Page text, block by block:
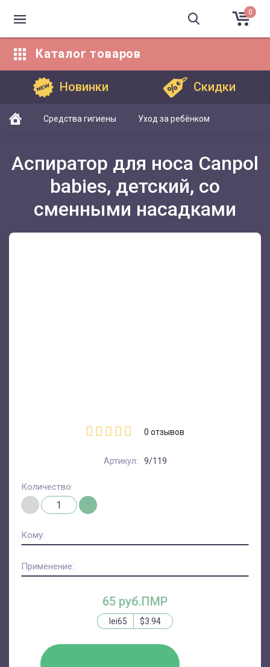
0
Каталог товаров
Новинки Скидки
Средства гигиены Уход за ребёнком
Аспиратор для носа Canpol
babies, детский, со
сменными насадками
0 отзывов
Артикул: 9/119
65 руб.ПМР
lei65 $3.94
Количество:
Кому:
Применение: